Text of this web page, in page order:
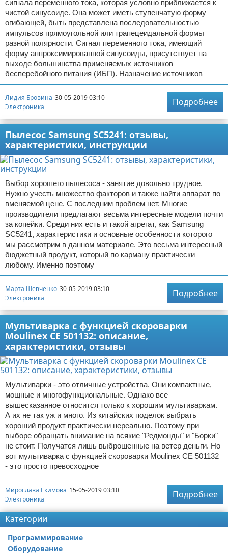
сигнала переменного тока, которая условно приближается к
чистой синусоиде. Она может иметь ступенчатую форму
огибающей, быть представлена последовательностью
импульсов прямоугольной или трапецеидальной формы
разной полярности. Сигнал переменного тока, имеющий
форму аппроксимированной синусоиды, присутствует на
выходе большинства применяемых источников
бесперебойного питания (ИБП). Назначение источников
Лидия Бровина 30-05-2019 03:10
Электроника
Подробнее
Пылесос Samsung SC5241: отзывы,
характеристики, инструкции
Выбор хорошего пылесоса - занятие довольно трудное.
Нужно учесть множество факторов и также найти аппарат по
вменяемой цене. С последним проблем нет. Многие
производители предлагают весьма интересные модели почти
за копейки. Среди них есть и такой агрегат, как Samsung
SC5241, характеристики и основные особенности которого
мы рассмотрим в данном материале. Это весьма интересный
бюджетный продукт, который по карману практически
любому. Именно поэтому
Марта Шевченко 30-05-2019 03:10
Электроника
Подробнее
Мультиварка с функцией скороварки
Moulinex CE 501132: описание,
характеристики, отзывы
Мультиварки - это отличные устройства. Они компактные,
мощные и многофункциональные. Однако все
вышесказанное относится только к хорошим мультиваркам.
А их не так уж и много. Из китайских поделок выбрать
хороший продукт практически нереально. Поэтому при
выборе обращать внимание на всякие "Редмонды" и "Борки"
не стоит. Получатся лишь выброшенные на ветер деньги. Но
вот мультиварка с функцией скороварки Moulinex CE 501132
- это просто превосходное
Мирослава Екимова 15-05-2019 03:10
Электроника
Подробнее
Категории
Программирование
Оборудование